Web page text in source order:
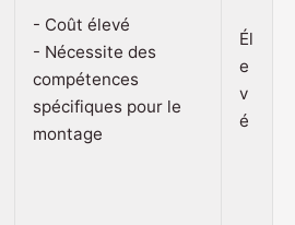
- Coût élevé
- Nécessite des
compétences
spécifiques pour le
montage
Él
e
v
é